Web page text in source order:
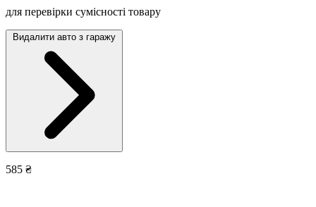
для перевірки сумісності товару
Видалити авто з гаражу
585 ₴